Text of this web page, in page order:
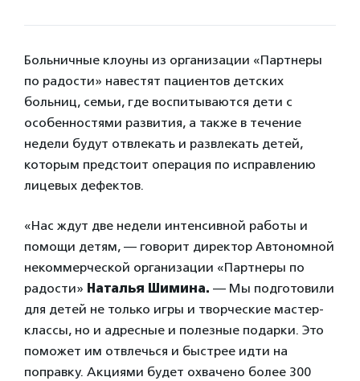
Больничные клоуны из организации «Партнеры
по радости» навестят пациентов детских
больниц, семьи, где воспитываются дети с
особенностями развития, а также в течение
недели будут отвлекать и развлекать детей,
которым предстоит операция по исправлению
лицевых дефектов.
«Нас ждут две недели интенсивной работы и
помощи детям, — говорит директор Автономной
некоммерческой организации «Партнеры по
радости» Наталья Шимина. — Мы подготовили
для детей не только игры и творческие мастер-
классы, но и адресные и полезные подарки. Это
поможет им отвлечься и быстрее идти на
поправку. Акциями будет охвачено более 300